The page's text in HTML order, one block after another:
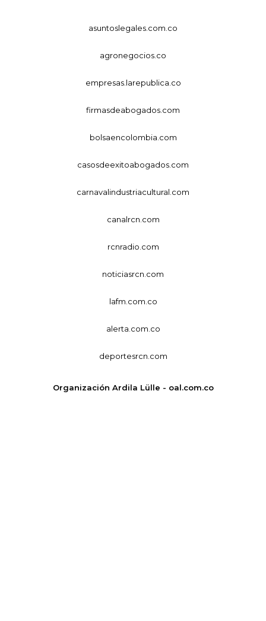
asuntoslegales.com.co
agronegocios.co
empresas.larepublica.co
firmasdeabogados.com
bolsaencolombia.com
casosdeexitoabogados.com
carnavalindustriacultural.com
canalrcn.com
rcnradio.com
noticiasrcn.com
lafm.com.co
alerta.com.co
deportesrcn.com
Organización Ardila Lülle - oal.com.co